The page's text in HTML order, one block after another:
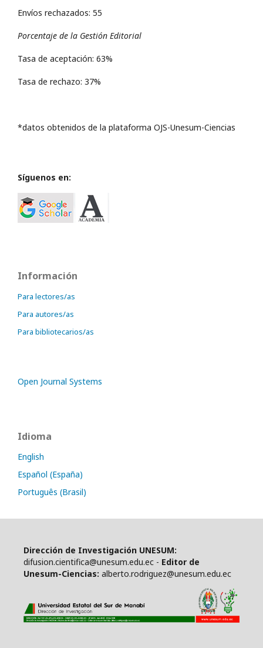
Envíos rechazados: 55
Porcentaje de la Gestión Editorial
Tasa de aceptación: 63%
Tasa de rechazo: 37%
*datos obtenidos de la plataforma OJS-Unesum-Ciencias
Síguenos en:
Información
Para lectores/as
Para autores/as
Para bibliotecarios/as
Open Journal Systems
Idioma
English
Español (España)
Português (Brasil)
Dirección de Investigación UNESUM:
difusion.cientifica@unesum.edu.ec - Editor de
Unesum-Ciencias: alberto.rodriguez@unesum.edu.ec